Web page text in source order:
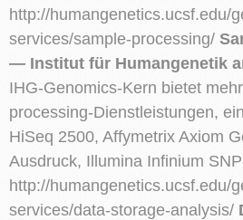
http://humangenetics.ucsf.edu/
services/sample-processing/
— Institut für Humangenetik
IHG-Genomics-Kern bietet
processing-Dienstleistungen,
HiSeq 2500, Affymetrix Axiom
Ausdruck, Illumina Infinium
http://humangenetics.ucsf.edu/
services/data-storage-analysis/